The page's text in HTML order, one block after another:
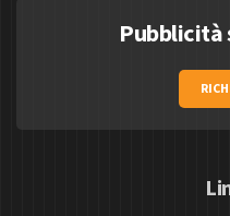
Pubblicità